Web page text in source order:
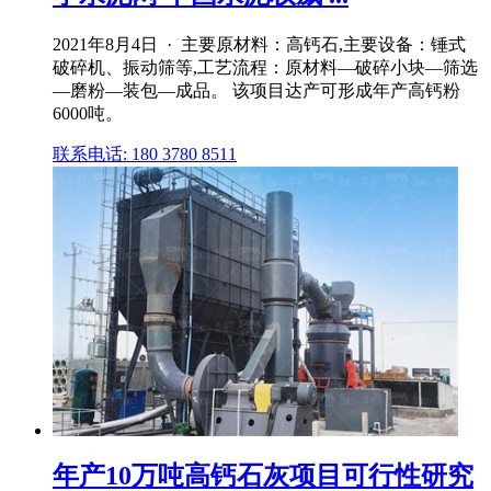
2021年8月4日 · 主要原材料：高钙石,主要设备：锤式
破碎机、振动筛等,工艺流程：原材料—破碎小块—筛选
—磨粉—装包—成品。 该项目达产可形成年产高钙粉
6000吨。
联系电话: 180 3780 8511
年产10万吨高钙石灰项目可行性研究